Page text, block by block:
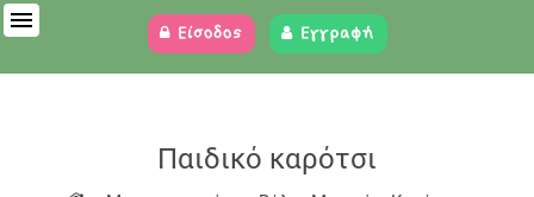
Είσοδος Εγγραφή
Παιδικό καρότσι